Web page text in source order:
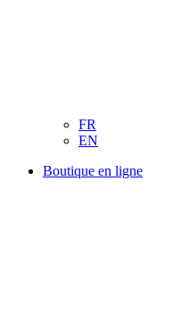
FR
EN
Boutique en ligne